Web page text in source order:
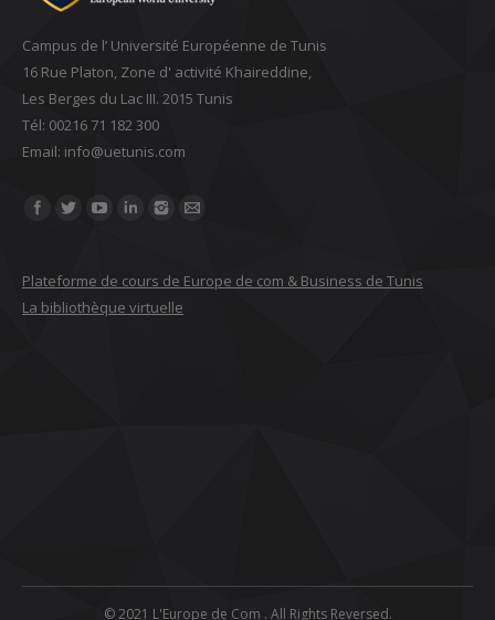
Campus de l’ Université Européenne de Tunis
16 Rue Platon, Zone d' activité Khaireddine,
Les Berges du Lac III. 2015 Tunis
Tél: 00216 71 182 300
Email: ‎info@uetunis.com
Find us on:
Plateforme de cours de Europe de com & Business de Tunis
La bibliothèque virtuelle
© 2021 L'Europe de Com . All Rights Reversed.